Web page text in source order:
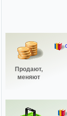
Продают,
меняют